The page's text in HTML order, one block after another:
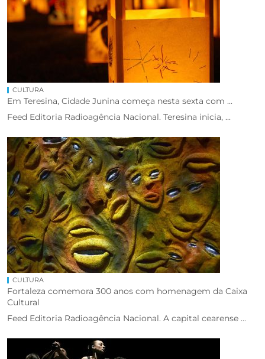
CULTURA
Em Teresina, Cidade Junina começa nesta sexta com ...
Feed Editoria Radioagência Nacional. Teresina inicia, ...
CULTURA
Fortaleza comemora 300 anos com homenagem da Caixa
Cultural
Feed Editoria Radioagência Nacional. A capital cearense ...